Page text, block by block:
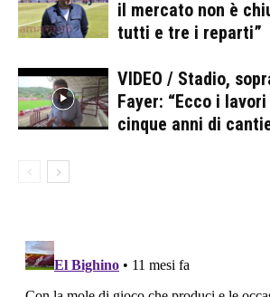
il mercato non è
tutti e tre i reparti”
VIDEO / Stadio,
Fayer: “Ecco i
cinque anni di